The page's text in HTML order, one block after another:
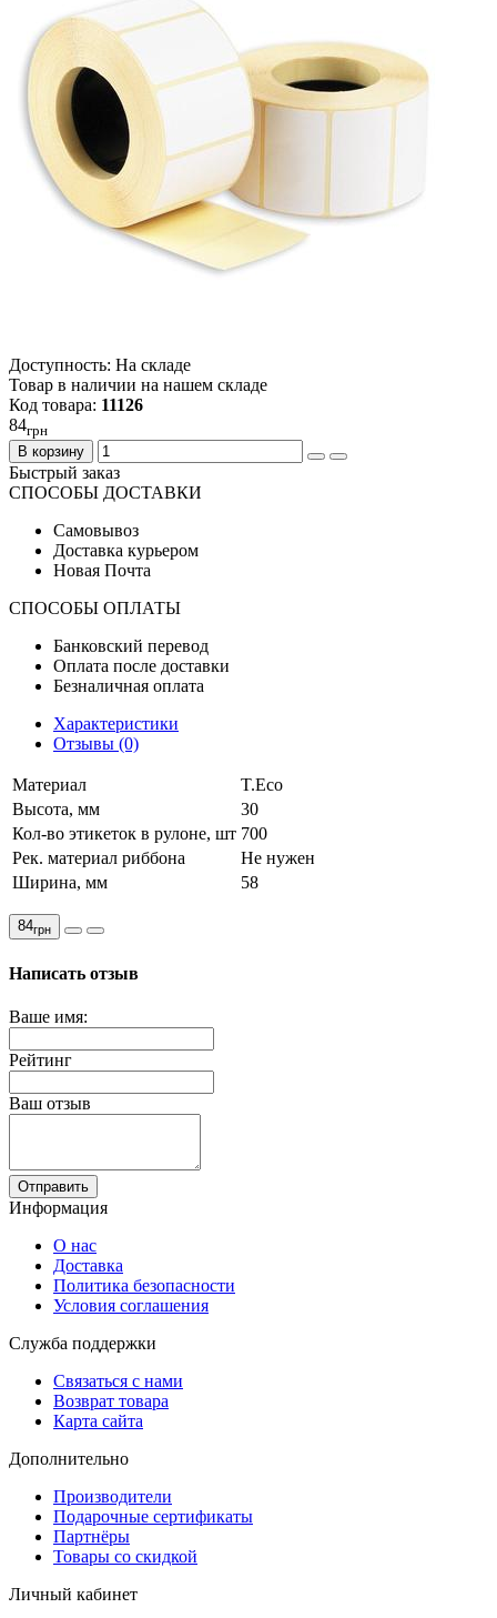
Доступность: На складе
Товар в наличии на нашем складе
Код товара: 11126
84грн
В корзину
Быстрый заказ
СПОСОБЫ ДОСТАВКИ
Самовывоз
Доставка курьером
Новая Почта
СПОСОБЫ ОПЛАТЫ
Банковский перевод
Оплата после доставки
Безналичная оплата
Характеристики
Отзывы (0)
Материал
T.Eco
Высота, мм
30
Кол-во этикеток в рулоне, шт 700
Рек. материал риббона
Не нужен
Ширина, мм
58
84грн
Написать отзыв
Ваше имя:
Рейтинг
Ваш отзыв
Отправить
Информация
О нас
Доставка
Политика безопасности
Условия соглашения
Служба поддержки
Связаться с нами
Возврат товара
Карта сайта
Дополнительно
Производители
Подарочные сертификаты
Партнёры
Товары со скидкой
Личный кабинет